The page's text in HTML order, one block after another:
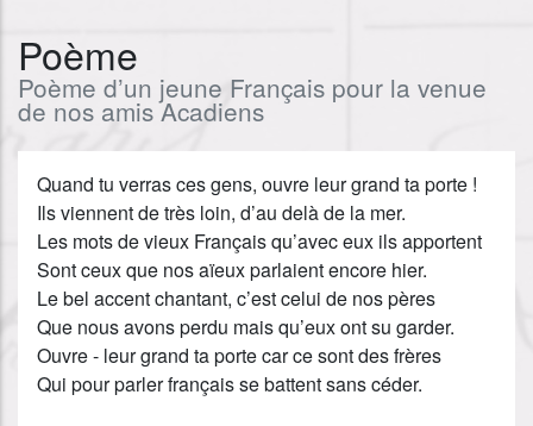
Poème
Poème d’un jeune Français pour la venue
de nos amis Acadiens
Quand tu verras ces gens, ouvre leur grand ta porte !
Ils viennent de très loin, d’au delà de la mer.
Les mots de vieux Français qu’avec eux ils apportent
Sont ceux que nos aïeux parlaient encore hier.
Le bel accent chantant, c’est celui de nos pères
Que nous avons perdu mais qu’eux ont su garder.
Ouvre - leur grand ta porte car ce sont des frères
Qui pour parler français se battent sans céder.